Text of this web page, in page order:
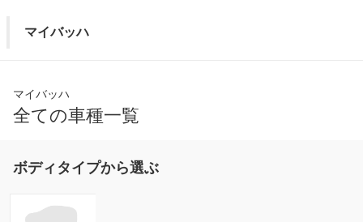
マイバッハ
マイバッハ
全ての車種一覧
ボディタイプから選ぶ